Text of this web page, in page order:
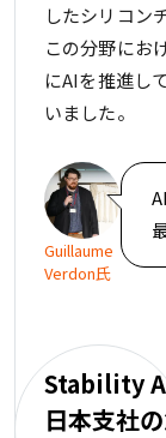
したシリコン
この分野にお
にAIを推進し
いました。
Guillaume
Verdon氏
Stability
日本支社